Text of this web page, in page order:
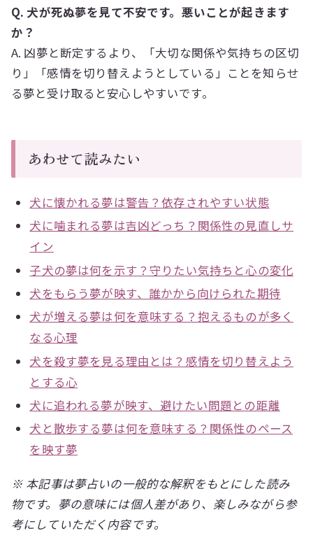
Q. 犬が死ぬ夢を見て不安です。悪いことが起きます
か？
A. 凶夢と断定するより、「大切な関係や気持ちの区切
り」「感情を切り替えようとしている」ことを知らせ
る夢と受け取ると安心しやすいです。
あわせて読みたい
犬に懐かれる夢は警告？依存されやすい状態
犬に噛まれる夢は吉凶どっち？関係性の見直しサ
イン
子犬の夢は何を示す？守りたい気持ちと心の変化
犬をもらう夢が映す、誰かから向けられた期待
犬が増える夢は何を意味する？抱えるものが多く
なる心理
犬を殺す夢を見る理由とは？感情を切り替えよう
とする心
犬に追われる夢が映す、避けたい問題との距離
犬と散歩する夢は何を意味する？関係性のペース
を映す夢
※ 本記事は夢占いの一般的な解釈をもとにした読み
物です。夢の意味には個人差があり、楽しみながら参
考にしていただく内容です。